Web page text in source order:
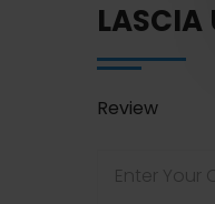
LASCIA
Review